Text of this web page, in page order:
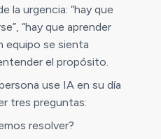
la urgencia: “hay que
“hay que aprender
equipo se sienta
el propósito.
use IA en su día
tres preguntas:
resolver?